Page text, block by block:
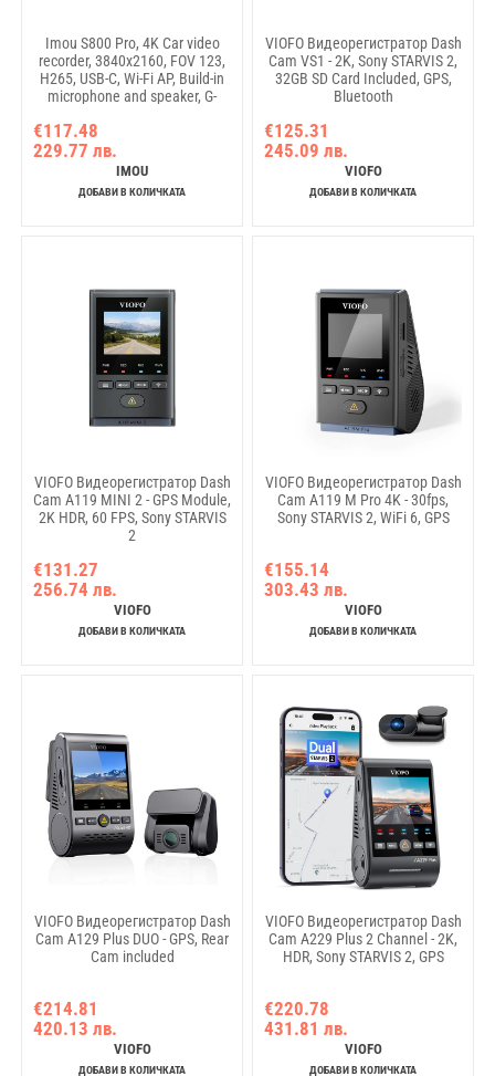
Imou S800 Pro, 4K Car video
recorder, 3840x2160, FOV 123,
H265, USB-C, Wi-Fi AP, Build-in
microphone and speaker, G-
to 256 GB, DC 5V/1A
€117.48
229.77 лв.
IMOU
ДОБАВИ В КОЛИЧКАТА
VIOFO Видеорегистратор Dash
Cam VS1 - 2K, Sony STARVIS 2,
32GB SD Card Included, GPS,
Bluetooth
€125.31
245.09 лв.
VIOFO
ДОБАВИ В КОЛИЧКАТА
VIOFO Видеорегистратор Dash
Cam A119 MINI 2 - GPS Module,
2K HDR, 60 FPS, Sony STARVIS
2
€131.27
256.74 лв.
VIOFO
ДОБАВИ В КОЛИЧКАТА
VIOFO Видеорегистратор Dash
Cam A119 M Pro 4K - 30fps,
Sony STARVIS 2, WiFi 6, GPS
€155.14
303.43 лв.
VIOFO
ДОБАВИ В КОЛИЧКАТА
VIOFO Видеорегистратор Dash
Cam A129 Plus DUO - GPS, Rear
Cam included
€214.81
420.13 лв.
VIOFO
ДОБАВИ В КОЛИЧКАТА
VIOFO Видеорегистратор Dash
Cam A229 Plus 2 Channel - 2K,
HDR, Sony STARVIS 2, GPS
€220.78
431.81 лв.
VIOFO
ДОБАВИ В КОЛИЧКАТА